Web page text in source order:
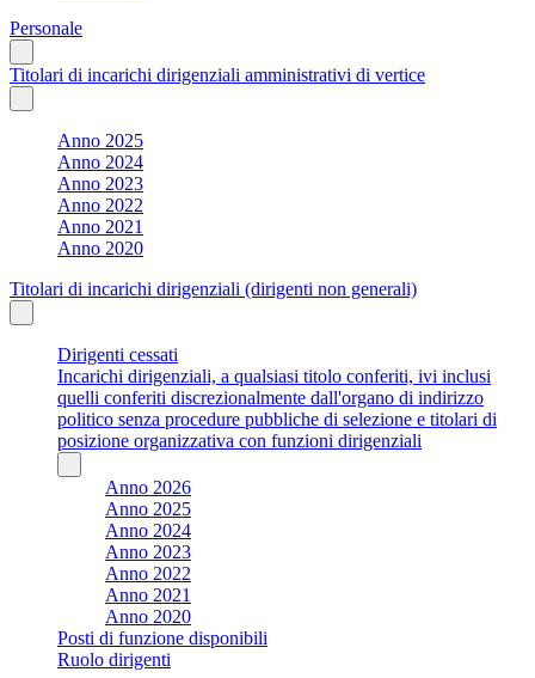
Personale
Titolari di incarichi dirigenziali amministrativi di vertice
Anno 2025
Anno 2024
Anno 2023
Anno 2022
Anno 2021
Anno 2020
Titolari di incarichi dirigenziali (dirigenti non generali)
Dirigenti cessati
Incarichi dirigenziali, a qualsiasi titolo conferiti, ivi inclusi
quelli conferiti discrezionalmente dall'organo di indirizzo
politico senza procedure pubbliche di selezione e titolari di
posizione organizzativa con funzioni dirigenziali
Anno 2026
Anno 2025
Anno 2024
Anno 2023
Anno 2022
Anno 2021
Anno 2020
Posti di funzione disponibili
Ruolo dirigenti